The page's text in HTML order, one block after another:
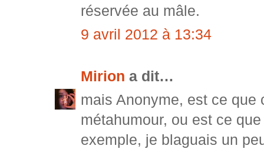
réservée au mâle.
9 avril 2012 à 13:34
Mirion a dit…
mais Anonyme, est ce que
métahumour, ou est ce
exemple, je blaguais un